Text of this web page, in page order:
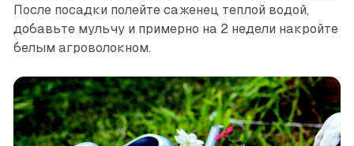
После посадки полейте саженец теплой водой,
добавьте мульчу и примерно на 2 недели накройте
белым агроволокном.